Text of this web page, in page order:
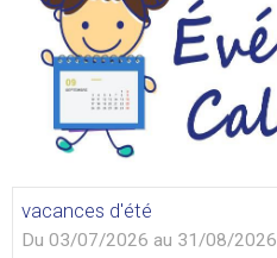
vacances d'été
Du 03/07/2026 au 31/08/2026